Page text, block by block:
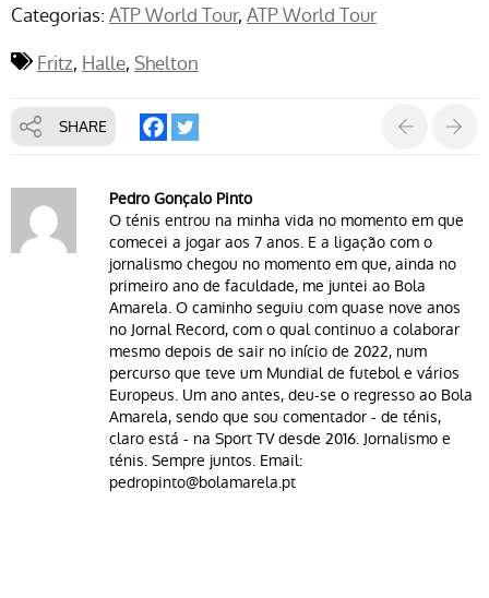
Categorias: ATP World Tour ATP World Tour
Fritz Halle Shelton
SHARE
Pedro Gonçalo Pinto
O ténis entrou na minha vida no momento em que
comecei a jogar aos 7 anos. E a ligação com o
jornalismo chegou no momento em que, ainda no
primeiro ano de faculdade, me juntei ao Bola
Amarela. O caminho seguiu com quase nove anos
no Jornal Record, com o qual continuo a colaborar
mesmo depois de sair no início de 2022, num
percurso que teve um Mundial de futebol e vários
Europeus. Um ano antes, deu-se o regresso ao Bola
Amarela, sendo que sou comentador - de ténis,
claro está - na Sport TV desde 2016. Jornalismo e
ténis. Sempre juntos. Email:
pedropinto@bolamarela.pt